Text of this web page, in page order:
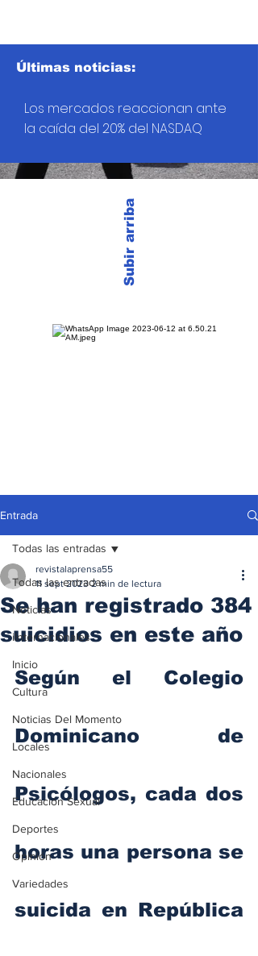
Subir arriba
Últimas noticias:
Los mercados reaccionan ante
la caída del 20% del NASDAQ
Entrada
Todas las entradas
Noticias
iInternacionales
Inicio
Cultura
Noticias Del Momento
Locales
Nacionales
Educación Sexual
Deportes
Opinión
Variedades
Todas las entradas
Se han registrado 384
suicidios en este año
revistalaprensa55
11 sept 2023 2 min de lectura
Según el Colegio
Dominicano de
Psicólogos, cada dos
horas una persona se
suicida en República